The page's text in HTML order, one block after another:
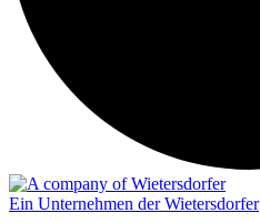
Ein Unternehmen der Wietersdorfer